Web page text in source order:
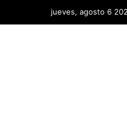
jueves, agosto 6